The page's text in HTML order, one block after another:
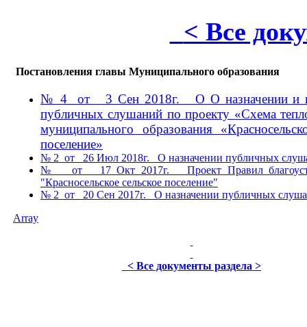
< Все
Постановления главы Муниципального образования
№ 4 от 3 Сен 2018г. О О назначении и
публичных слушаний по проекту «Схема
муниципального образования
поселение»
№ 2 от 26 Июл 2018г. О назначении публичных
№ от 17 Окт 2017г. Проект Правил
"Красносельское сельское поселение"
№ 2 от 20 Сен 2017г. О назначении публичных
Array
< Все документы раздела >